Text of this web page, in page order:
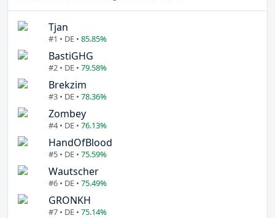
Tjan
#1 • DE • 85.85%
BastiGHG
#2 • DE • 79.58%
Brekzim
#3 • DE • 78.36%
Zombey
#4 • DE • 76.13%
HandOfBlood
#5 • DE • 75.59%
Wautscher
#6 • DE • 75.49%
GRONKH
#7 • DE • 75.14%